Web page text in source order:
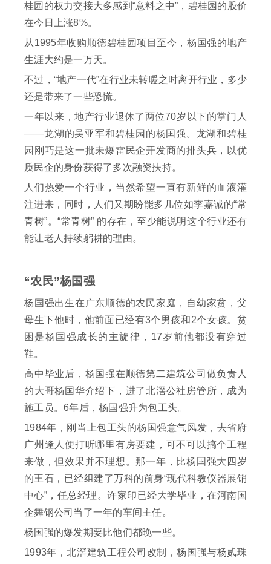
桂园的权力交接大多感到“意料之中”，碧桂园的股价
在今日上涨8%。
从1995年收购顺德碧桂园项目至今，杨国强的地产
生涯大约是一万天。
不过，“地产一代”在行业未转暖之时离开行业，多少
还是带来了一些恐慌。
一年以来，地产行业退休了两位70岁以下的掌门人
——龙湖的吴亚军和碧桂园的杨国强。龙湖和碧桂
园刚巧是这一批未爆雷民企开发商的排头兵，以优
质民企的身份获得了多次融资扶持。
人们热爱一个行业，当然希望一直有新鲜的血液灌
注进来，同时，人们又期盼能多几位如李嘉诚的“常
青树”。“常青树” 的存在，至少能说明这个行业还有
能让老人持续躬耕的理由。
“农民”杨国强
杨国强出生在广东顺德的农民家庭，自幼家贫，父
母生下他时，他前面已经有3个男孩和2个女孩。贫
困是杨国强成长的主旋律，17岁前他都没有穿过
鞋。
高中毕业后，杨国强在顺德第二建筑公司做负责人
的大哥杨国华介绍下，进了北滘公社房管所，成为
施工员。6年后，杨国强升为包工头。
1984年，刚当上包工头的杨国强意气风发，去省府
广州逢人便打听哪里有房要建，可不可以搞个工程
来做，但效果并不理想。那一年，比杨国强大四岁
的王石，已经组建了万科的前身“现代科教仪器展销
中心”，任总经理。许家印已经大学毕业，在河南国
企舞钢公司当了一年的车间主任。
杨国强的爆发期要比他们都晚一些。
1993年，北滘建筑工程公司改制，杨国强与杨贰珠